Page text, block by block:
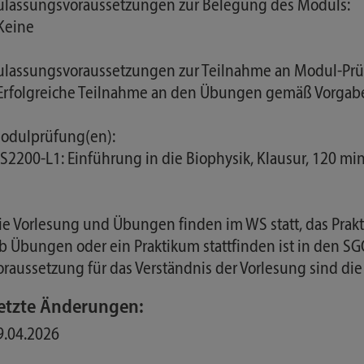
zur Belegung des Moduls:
zur Teilnahme an Modul-
Teilnahme an den Übungen gemäß
L1: Einführung in die Biophysik, Klausur, 120
Vorlesung und Übungen finden im WS statt, das
Übungen oder ein Praktikum stattfinden ist in den
für das Verständnis der Vorlesung sind
Änderungen: